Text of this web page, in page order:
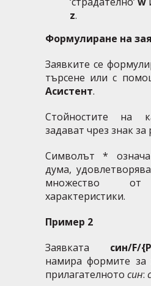
z.
Формулиране на
Заявките се
търсене или с
Асистент.
Стойностите на
задават чрез знак за
Символът *
дума,
множество от
характеристики.
Пример 2
Заявката син/F/
намира формите за
прилагателното син: